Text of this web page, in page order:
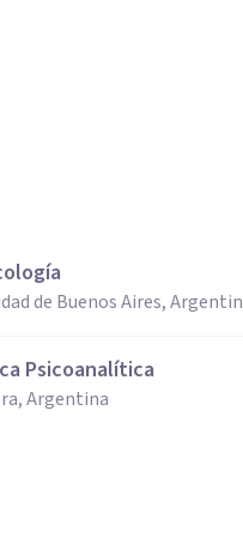
de Buenos Aires,
Psicoanalítica
Argentina